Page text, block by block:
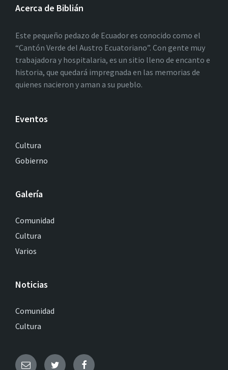
Acerca de Biblián
Este pequeño pedazo de Ecuador es conocido como el
“Cantón Verde del Austro Ecuatoriano”. Con gente muy
trabajadora y hospitalaria, es un sitio lleno de encanto e
historia, que quedará impregnada en las memorias de
quienes nacieron y aman a su pueblo.
Eventos
Cultura
Gobierno
Galería
Comunidad
Cultura
Varios
Noticias
Comunidad
Cultura